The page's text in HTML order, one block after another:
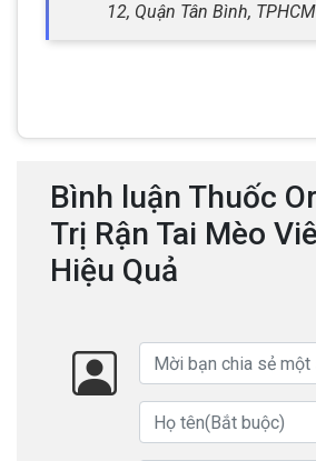
12, Quận Tân Bình, TPHCM
Bình luận Thuốc
Trị Rận Tai Mèo
Hiệu Quả